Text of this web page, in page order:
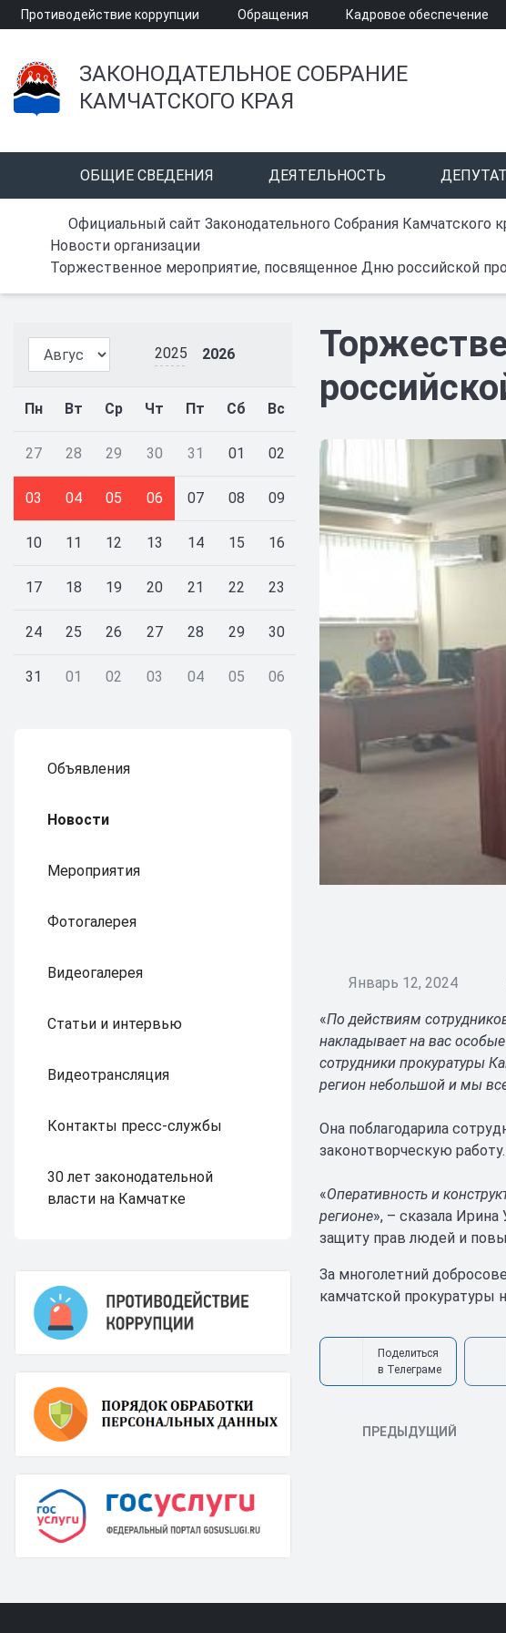
Противодействие коррупции Обращения Кадровое обеспечение
ЗАКОНОДАТЕЛЬНОЕ СОБРАНИЕ
КАМЧАТСКОГО КРАЯ
ОБЩИЕ СВЕДЕНИЯ ДЕЯТЕЛЬНОСТЬ
Официальный сайт Законодательного Собрания Камчатского
Новости организации
Торжественное мероприятие, посвященное Дню российской
2025 2026
Пн Вт Ср Чт Пт Сб Вс
27 28 29 30 31 01 02
03 04 05 06 07 08 09
10 11 12 13 14 15 16
17 18 19 20 21 22 23
24 25 26 27 28 29 30
31 01 02 03 04 05 06
Объявления
Новости
Мероприятия
Фотогалерея
Видеогалерея
Статьи и интервью
Видеотрансляция
Контакты пресс-службы
30 лет законодательной
власти на Камчатке
Январь 12, 2024
«По действиям
накладывает на вас
сотрудники прокуратуры
регион небольшой и мы
Она поблагодарила
законотворческую работу.
«Оперативность и
регионе», – сказала
защиту прав людей и
За многолетний
камчатской прокуратуры
Поделиться
в Телеграме
ПРЕДЫДУЩИЙ